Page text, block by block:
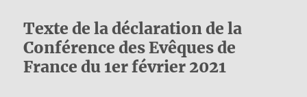
Texte de la déclaration de la
Conférence des Evêques de
France du 1er février 2021